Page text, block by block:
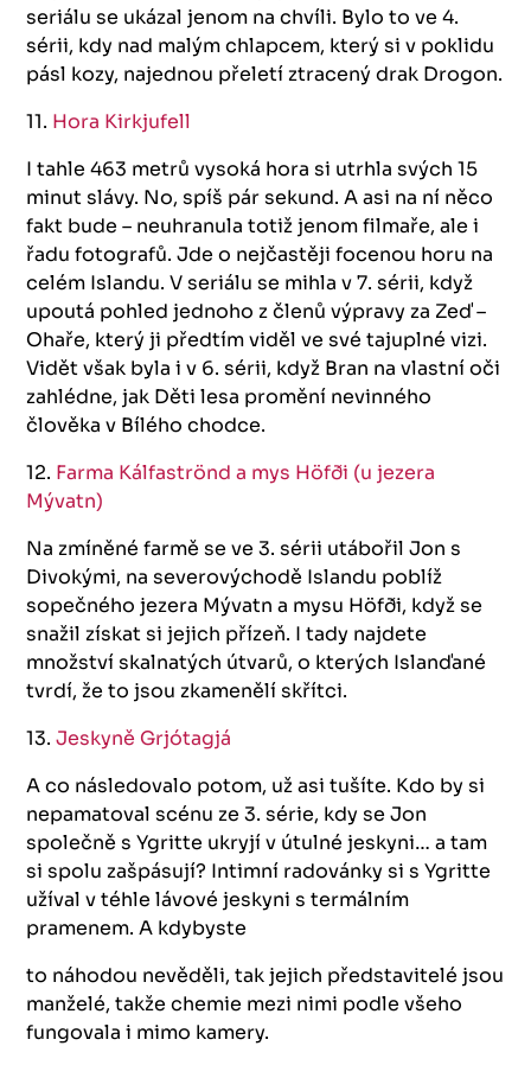
seriálu se ukázal jenom na chvíli. Bylo to ve 4.
sérii, kdy nad malým chlapcem, který si v poklidu
pásl kozy, najednou přeletí ztracený drak Drogon.
11. Hora Kirkjufell
I tahle 463 metrů vysoká hora si utrhla svých 15
minut slávy. No, spíš pár sekund. A asi na ní něco
fakt bude – neuhranula totiž jenom filmaře, ale i
řadu fotografů. Jde o nejčastěji focenou horu na
celém Islandu. V seriálu se mihla v 7. sérii, když
upoutá pohled jednoho z členů výpravy za Zeď –
Ohaře, který ji předtím viděl ve své tajuplné vizi.
Vidět však byla i v 6. sérii, když Bran na vlastní oči
zahlédne, jak Děti lesa promění nevinného
člověka v Bílého chodce.
12. Farma Kálfaströnd a mys Höfði (u jezera
Mývatn)
Na zmíněné farmě se ve 3. sérii utábořil Jon s
Divokými, na severovýchodě Islandu poblíž
sopečného jezera Mývatn a mysu Höfði, když se
snažil získat si jejich přízeň. I tady najdete
množství skalnatých útvarů, o kterých Islanďané
tvrdí, že to jsou zkamenělí skřítci.
13.Jeskyně Grjótagjá
A co následovalo potom, už asi tušíte. Kdo by si
nepamatoval scénu ze 3. série, kdy se Jon
společně s Ygritte ukryjí v útulné jeskyni… a tam
si spolu zašpásují? Intimní radovánky si s Ygritte
užíval v téhle lávové jeskyni s termálním
pramenem. A kdybyste
to náhodou nevěděli, tak jejich představitelé jsou
manželé, takže chemie mezi nimi podle všeho
fungovala i mimo kamery.